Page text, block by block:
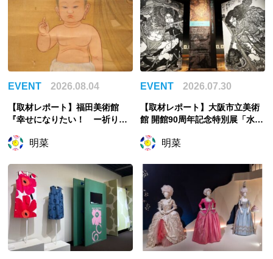
EVENT 2026.08.04
【取材レポート】福田美術館
『幸せになりたい！ ー祈りの
私が祈ったこと
明菜
EVENT 2026.07.30
【取材レポート】大阪市立美術
館 開館90周年記念特別展「水滸
き込む世界観
明菜